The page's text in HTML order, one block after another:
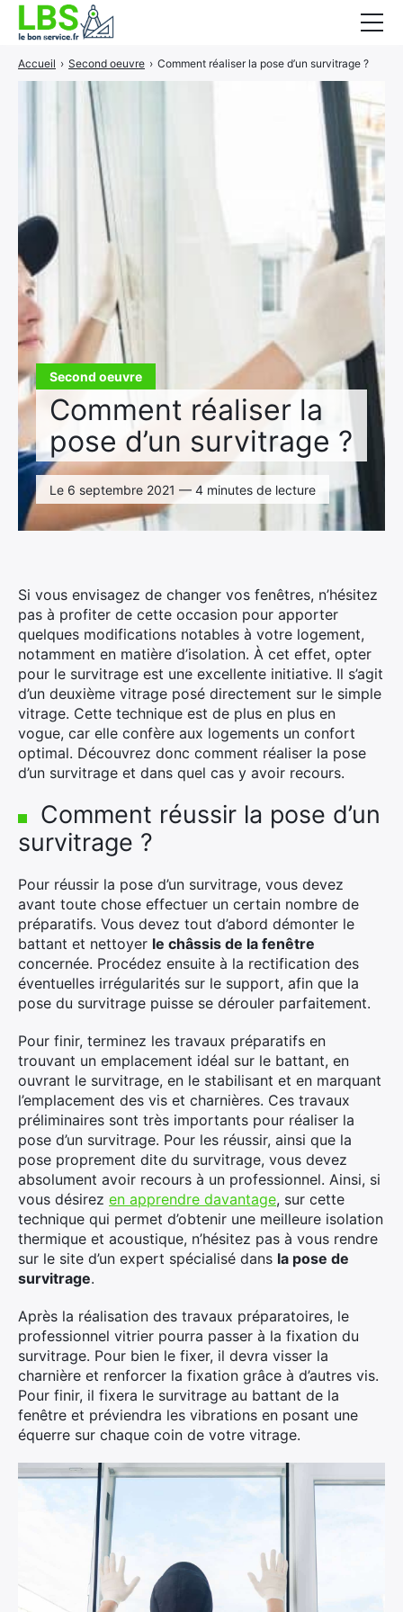
Second oeuvre
Comment réaliser la
pose d’un survitrage ?
Le 6 septembre 2021 — 4 minutes de lecture
Accueil › Second oeuvre › Comment réaliser la pose d’un survitrage ?
Si vous envisagez de changer vos fenêtres, n’hésitez
pas à profiter de cette occasion pour apporter
quelques modifications notables à votre logement,
notamment en matière d’isolation. À cet effet, opter
pour le survitrage est une excellente initiative. Il s’agit
d’un deuxième vitrage posé directement sur le simple
vitrage. Cette technique est de plus en plus en
vogue, car elle confère aux logements un confort
optimal. Découvrez donc comment réaliser la pose
d’un survitrage et dans quel cas y avoir recours.
Comment réussir la pose d’un
survitrage ?
Pour réussir la pose d’un survitrage, vous devez
avant toute chose effectuer un certain nombre de
préparatifs. Vous devez tout d’abord démonter le
battant et nettoyer le châssis de la fenêtre
concernée. Procédez ensuite à la rectification des
éventuelles irrégularités sur le support, afin que la
pose du survitrage puisse se dérouler parfaitement.
Pour finir, terminez les travaux préparatifs en
trouvant un emplacement idéal sur le battant, en
ouvrant le survitrage, en le stabilisant et en marquant
l’emplacement des vis et charnières. Ces travaux
préliminaires sont très importants pour réaliser la
pose d’un survitrage. Pour les réussir, ainsi que la
pose proprement dite du survitrage, vous devez
absolument avoir recours à un professionnel. Ainsi, si
vous désirez en apprendre davantage, sur cette
technique qui permet d’obtenir une meilleure isolation
thermique et acoustique, n’hésitez pas à vous rendre
sur le site d’un expert spécialisé dans la pose de
survitrage.
Après la réalisation des travaux préparatoires, le
professionnel vitrier pourra passer à la fixation du
survitrage. Pour bien le fixer, il devra visser la
charnière et renforcer la fixation grâce à d’autres vis.
Pour finir, il fixera le survitrage au battant de la
fenêtre et préviendra les vibrations en posant une
équerre sur chaque coin de votre vitrage.
Gros oeuvre
Second oeuvre
Aménagement intérieur
Piscine et jardin
Services associés